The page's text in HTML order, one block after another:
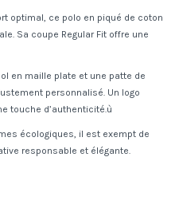
optimal, ce polo en piqué de coton
Sa coupe Regular Fit offre une
en maille plate et une patte de
personnalisé. Un logo
touche d’authenticité.ù
écologiques, il est exempt de
responsable et élégante.